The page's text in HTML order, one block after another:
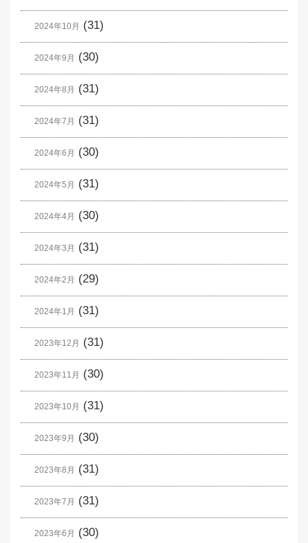
2024年10月 (31)
2024年9月 (30)
2024年8月 (31)
2024年7月 (31)
2024年6月 (30)
2024年5月 (31)
2024年4月 (30)
2024年3月 (31)
2024年2月 (29)
2024年1月 (31)
2023年12月 (31)
2023年11月 (30)
2023年10月 (31)
2023年9月 (30)
2023年8月 (31)
2023年7月 (31)
2023年6月 (30)